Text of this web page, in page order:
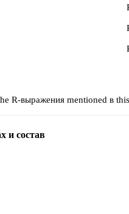
R-выражения mentioned в
и состав